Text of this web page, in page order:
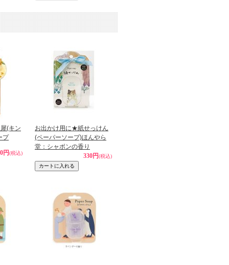
(キン
プ
円(税込)
お出かけ用に★紙せっけん
(ペーパーソープ)ほんやら
堂：シャボンの香り
330円(税込)